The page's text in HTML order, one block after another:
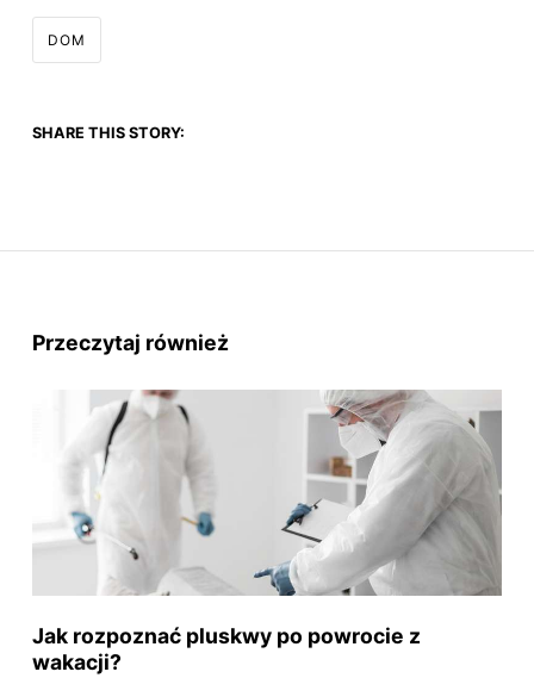
DOM
SHARE THIS STORY:
Przeczytaj również
Jak rozpoznać pluskwy po powrocie z
wakacji?